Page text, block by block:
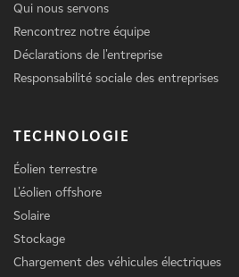
Qui nous servons
Rencontrez notre équipe
Déclarations de l'entreprise
Responsabilité sociale des entreprises
TECHNOLOGIE
Éolien terrestre
L'éolien offshore
Solaire
Stockage
Chargement des véhicules électriques